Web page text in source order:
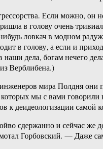
Если можно, он
в голову очень
ловкач в модном
в голову, а если и
наши дела, богам нечего
Верблибена.)
мира Полдня они
мы с вами говорили
к деидеологизации самой
сдержанно и сейчас
Горбовский. — Даже